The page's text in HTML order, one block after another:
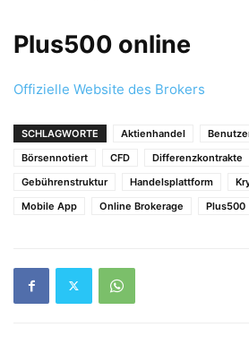
Plus500 online
Offizielle Website des Brokers
SCHLAGWORTE Aktienhandel
Börsennotiert
CFD Differenzkontrakte
Gebührenstruktur
Handelsplattform
Mobile App
Online Brokerage Plus500